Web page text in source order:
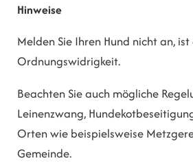
Hinweise
Melden Sie Ihren Hund nicht an,
Ordnungswidrigkeit.
Beachten Sie auch mögliche
Leinenzwang,
Orten wie beispielsweise
Gemeinde.